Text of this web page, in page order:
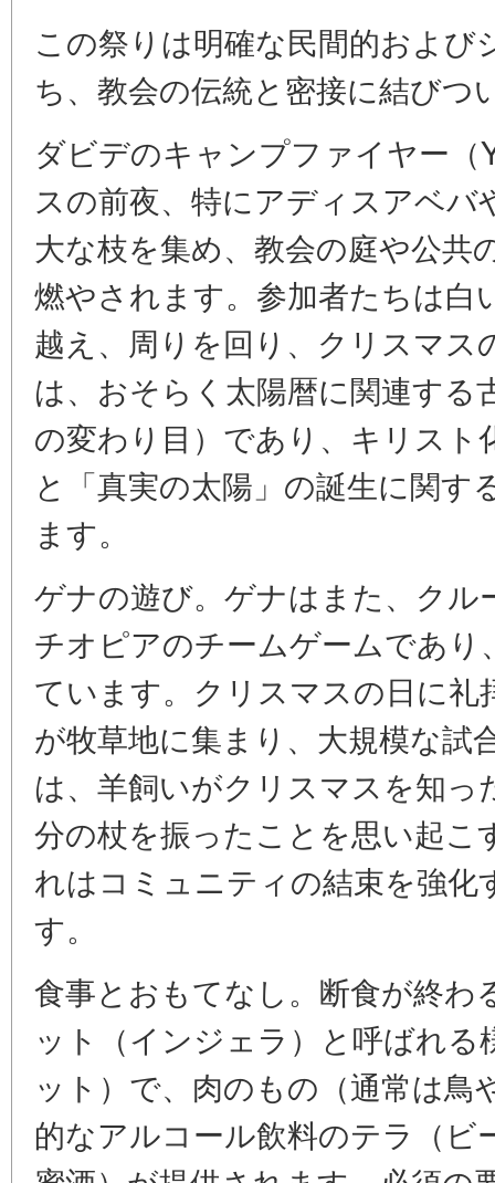
この祭りは明確な民間的およ
ち、教会の伝統と密接に結びつ
ダビデのキャンプファイヤー
スの前夜、特にアディスアベバ
大な枝を集め、教会の庭や公共
燃やされます。参加者たちは白
越え、周りを回り、クリスマ
は、おそらく太陽暦に関連する
の変わり目）であり、キリスト
と「真実の太陽」の誕生に関
ます。
ゲナの遊び。ゲナはまた、ク
チオピアのチームゲームであ
ています。クリスマスの日に礼
が牧草地に集まり、大規模な試
は、羊飼いがクリスマスを知
分の杖を振ったことを思い起
れはコミュニティの結束を強化
す。
食事とおもてなし。断食が終わ
ット（インジェラ）と呼ばれ
ット）で、肉のもの（通常は鳥
的なアルコール飲料のテラ（ビ